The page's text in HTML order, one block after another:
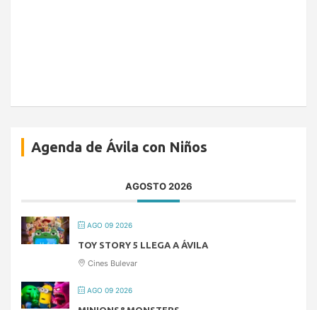
Agenda de Ávila con Niños
AGOSTO 2026
AGO 09 2026
TOY STORY 5 LLEGA A ÁVILA
Cines Bulevar
AGO 09 2026